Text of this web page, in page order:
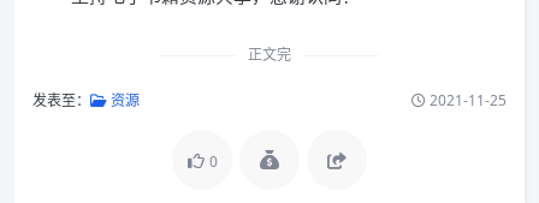
正文完
发表至： 资源 2021-11-25
0